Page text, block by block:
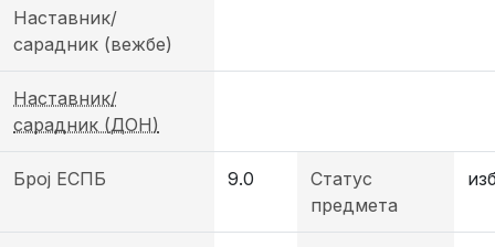
Наставник/
сарадник (вежбе)
Наставник/
сарадник (ДОН)
Број ЕСПБ 9.0
Статус
предмета